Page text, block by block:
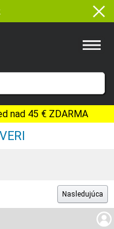
nad 45 € ZDARMA
Nasledujúca